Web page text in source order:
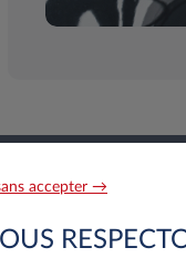
accepter →